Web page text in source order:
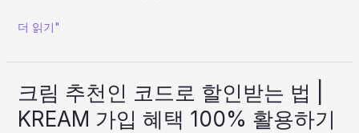
쿠
더 읽기"
크림 추천인 코드로 할인받는 법 |
KREAM 가입 혜택 100% 활용하기
크
림
추